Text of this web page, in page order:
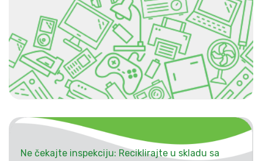
Ne čekajte inspekciju: Reciklirajte u skladu sa